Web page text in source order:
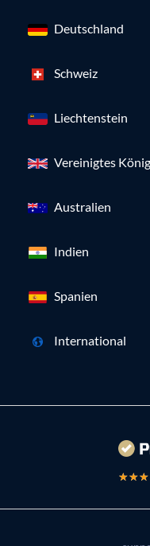
Deutschland
Schweiz
Liechtenstein
Vereinigtes
Australien
Indien
Spanien
International